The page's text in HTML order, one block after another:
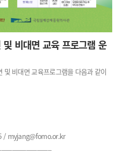
비대면 교육 프로그램 운
및 비대면 교육프로그램을 다음과 같이
/ myjang@fomo.or.kr